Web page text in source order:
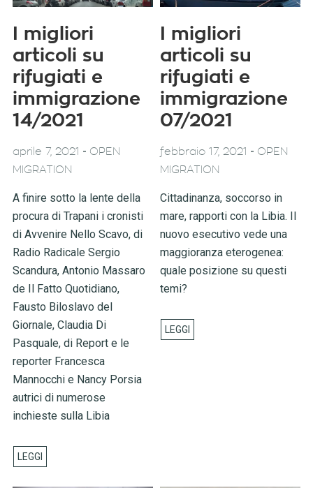
I migliori
articoli su
rifugiati e
immigrazione
14/2021
aprile 7, 2021 - OPEN
MIGRATION
A finire sotto la lente della
procura di Trapani i cronisti
di Avvenire Nello Scavo, di
Radio Radicale Sergio
Scandura, Antonio Massaro
de Il Fatto Quotidiano,
Fausto Biloslavo del
Giornale, Claudia Di
Pasquale, di Report e le
reporter Francesca
Mannocchi e Nancy Porsia
autrici di numerose
inchieste sulla Libia
I migliori
articoli su
rifugiati e
immigrazione
07/2021
febbraio 17, 2021 - OPEN
MIGRATION
Cittadinanza, soccorso in
mare, rapporti con la Libia. Il
nuovo esecutivo vede una
maggioranza eterogenea:
quale posizione su questi
temi?